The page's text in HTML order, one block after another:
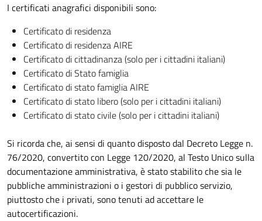
I certificati anagrafici disponibili sono:
Certificato di residenza
Certificato di residenza AIRE
Certificato di cittadinanza (solo per i cittadini italiani)
Certificato di Stato famiglia
Certificato di stato famiglia AIRE
Certificato di stato libero (solo per i cittadini italiani)
Certificato di stato civile (solo per i cittadini italiani)
Si ricorda che, ai sensi di quanto disposto dal Decreto Legge n.
76/2020, convertito con Legge 120/2020, al Testo Unico sulla
documentazione amministrativa, è stato stabilito che sia le
pubbliche amministrazioni o i gestori di pubblico servizio,
piuttosto che i privati, sono tenuti ad accettare le
autocertificazioni.